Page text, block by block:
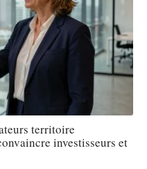
territoire
investisseurs et